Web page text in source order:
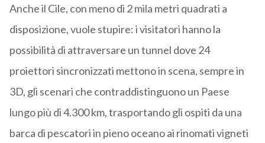
Anche il Cile, con meno di 2 mila metri quadrati a
disposizione, vuole stupire: i visitatori hanno la
possibilità di attraversare un tunnel dove 24
proiettori sincronizzati mettono in scena, sempre in
3D, gli scenari che contraddistinguono un Paese
lungo più di 4.300 km, trasportando gli ospiti da una
barca di pescatori in pieno oceano ai rinomati vigneti